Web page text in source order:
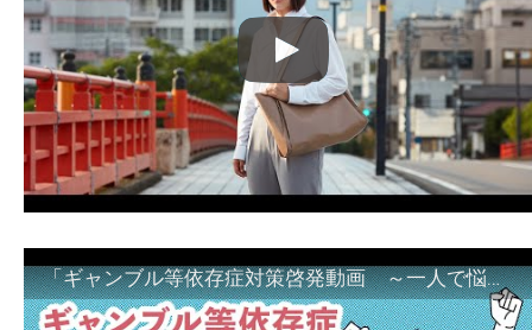
「ギャンブル等依存症対策啓発動画 ～一人で悩まず、家族で悩まず、まず！相談機関へ～」